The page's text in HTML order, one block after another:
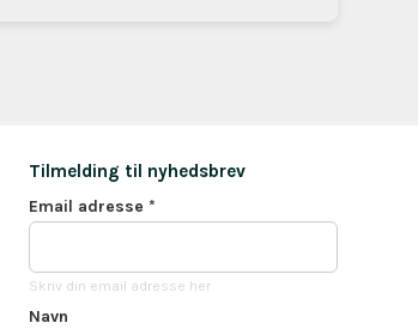
Tilmelding til nyhedsbrev
Email adresse*
Skriv din email adresse her
Navn